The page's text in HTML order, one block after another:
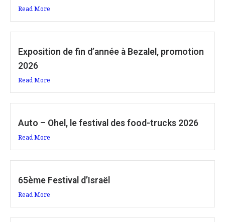
Read More
Exposition de fin d’année à Bezalel, promotion
2026
Read More
Auto – Ohel, le festival des food-trucks 2026
Read More
65ème Festival d’Israël
Read More